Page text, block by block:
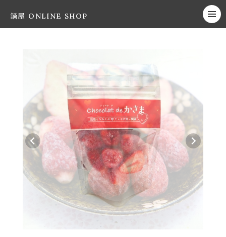
鍋屋 ONLINE SHOP